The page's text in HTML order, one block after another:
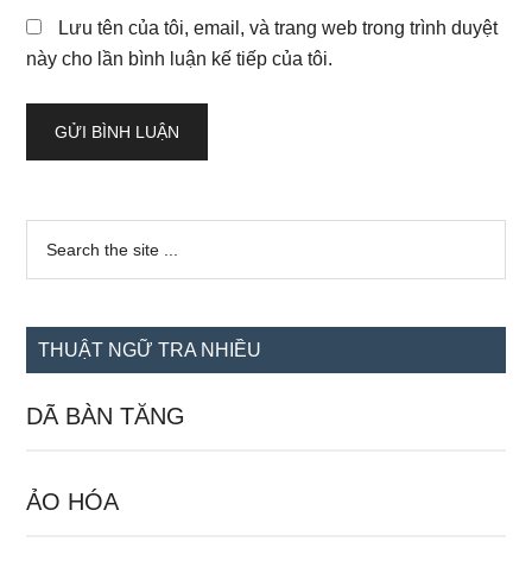
Lưu tên của tôi, email, và trang web trong trình duyệt
này cho lần bình luận kế tiếp của tôi.
Sidebar
chính
...
THUẬT NGỮ TRA NHIỀU
DÃ BÀN TĂNG
ẢO HÓA